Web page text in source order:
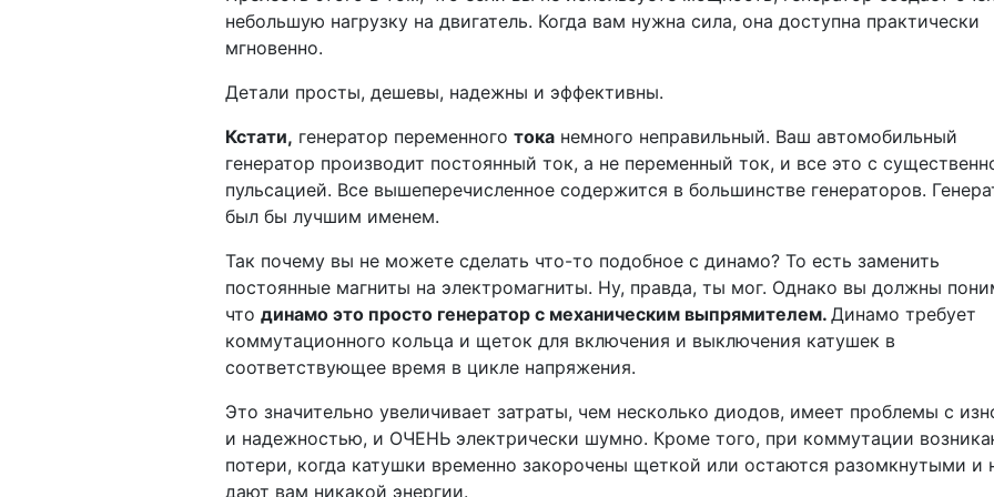
небольшую нагрузку на двигатель. Когда вам нужна сила, она доступна практически
мгновенно.
Детали просты, дешевы, надежны и эффективны.
Кстати, генератор переменного тока немного неправильный. Ваш автомобильный
генератор производит постоянный ток, а не переменный ток, и все это с
пульсацией. Все вышеперечисленное содержится в большинстве генераторов.
был бы лучшим именем.
Так почему вы не можете сделать что-то подобное с динамо? То есть заменить
постоянные магниты на электромагниты. Ну, правда, ты мог. Однако вы должны
что динамо это просто генератор с механическим выпрямителем. Динамо требует
коммутационного кольца и щеток для включения и выключения катушек в
соответствующее время в цикле напряжения.
Это значительно увеличивает затраты, чем несколько диодов, имеет проблемы с
и надежностью, и ОЧЕНЬ электрически шумно. Кроме того, при коммутации
потери, когда катушки временно закорочены щеткой или остаются разомкнутыми и
дают вам никакой энергии.